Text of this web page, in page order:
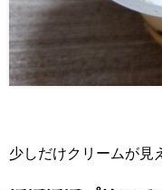
少しだけクリームが見